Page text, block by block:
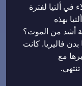
ألتيا لفترة
بهذه
أشد من الموت؟
فاليريا. كانت
مع